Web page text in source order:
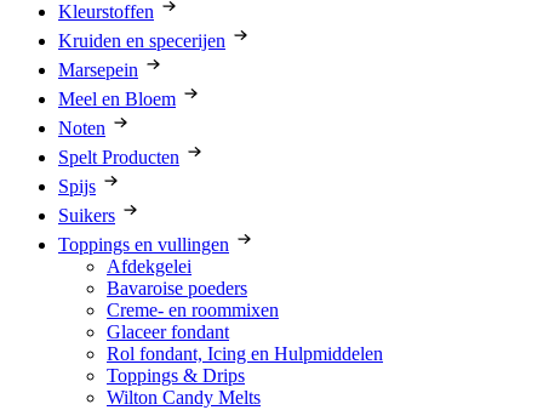
Kleurstoffen
Kruiden en specerijen
Marsepein
Meel en Bloem
Noten
Spelt Producten
Spijs
Suikers
Toppings en vullingen
Afdekgelei
Bavaroise poeders
Creme- en roommixen
Glaceer fondant
Rol fondant, Icing en Hulpmiddelen
Toppings & Drips
Wilton Candy Melts